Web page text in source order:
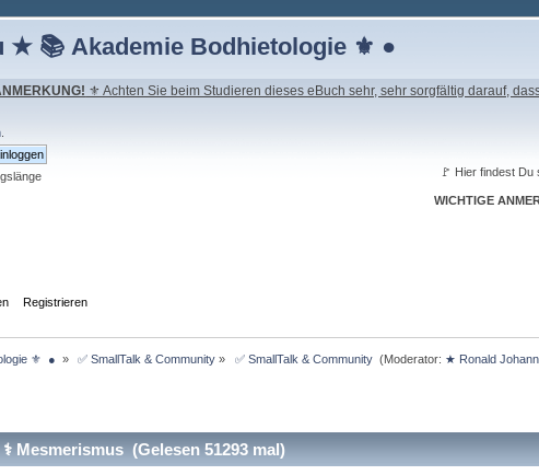
★ 📚 Akademie Bodhietologie ⚜ ●
⚜ Achten Sie beim Studieren dieses eBuch sehr, sehr sorgfältig darauf,
.
🚩 Hier findest
WICHTIGE
Registrieren
⚜  ● » ✅ SmallTalk & Community » ✅ SmallTalk & Community (Moderator: ★ Ronald
Mesmerismus (Gelesen 51293 mal)